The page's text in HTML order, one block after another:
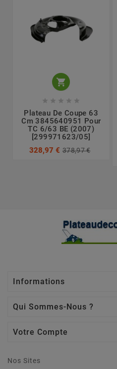

    
Plateau De Coupe 63
Cm 3845640951 Pour
TC 6/63 BE (2007)
[299971623/05]
328,97 € 378,97 €
Informations
Qui Sommes-Nous ?
Votre Compte
Nos Sites